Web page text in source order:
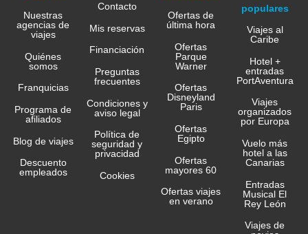
Nuestras
agencias de
viajes
Quiénes
somos
Franquicias
Programa de
afiliados
Blog de viajes
Descuento
empleados
Contacto
Mis reservas
Financiación
Preguntas
frecuentes
Condiciones y
aviso legal
Política de
seguridad y
privacidad
Cookies
Ofertas de
última hora
Ofertas
Parque
Warner
Ofertas
Disneyland
Paris
Ofertas
Egipto
Ofertas
mayores 60
Ofertas viajes
en verano
populares
Viajes al
Caribe
Hotel +
entradas
PortAventura
Viajes
organizados
por Europa
Vuelo más
hotel a las
Canarias
Entradas
Musical El
Rey León
Viajes de